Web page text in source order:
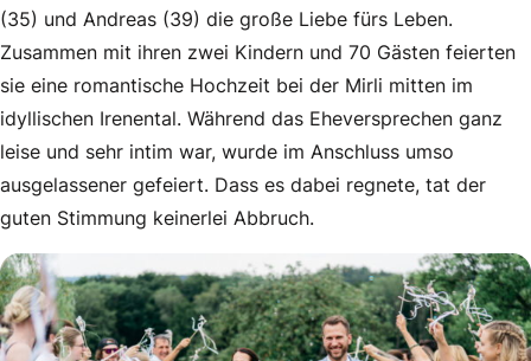
Aus einem Flirt am Arbeitsplatz wurde im Fall von
(35) und Andreas (39) die große Liebe fürs Leben.
Zusammen mit ihren zwei Kindern und 70 Gästen feierten
sie eine romantische Hochzeit bei der Mirli mitten im
idyllischen Irenental. Während das Eheversprechen ganz
leise und sehr intim war, wurde im Anschluss umso
ausgelassener gefeiert. Dass es dabei regnete, tat der
guten Stimmung keinerlei Abbruch.